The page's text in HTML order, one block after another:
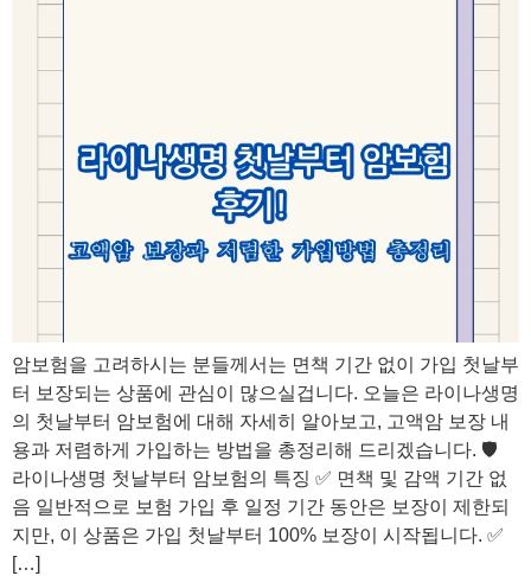
암보험을 고려하시는 분들께서는 면책 기간 없이 가입 첫날부
터 보장되는 상품에 관심이 많으실겁니다. 오늘은 라이나생명
의 첫날부터 암보험에 대해 자세히 알아보고, 고액암 보장 내
용과 저렴하게 가입하는 방법을 총정리해 드리겠습니다. 🛡️
라이나생명 첫날부터 암보험의 특징 ✅ 면책 및 감액 기간 없
음 일반적으로 보험 가입 후 일정 기간 동안은 보장이 제한되
지만, 이 상품은 가입 첫날부터 100% 보장이 시작됩니다. ✅
[…]